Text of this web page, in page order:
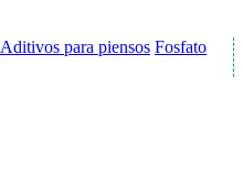
Aditivos para piensos Fosfato